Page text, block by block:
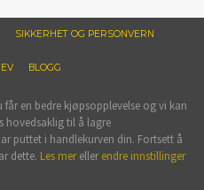
SIKKERHET OG PERSONVERN
BLOGG
en bedre kjøpsopplevelse og vi kan
hovedsaklig til å lagre
puttet i handlekurven din. Fortsett å
dette. Les merellerendre innstillinger